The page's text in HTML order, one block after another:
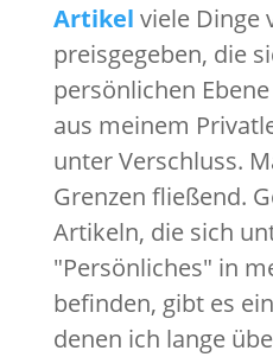
Artikel viele Dinge
preisgegeben, die
persönlichen
aus meinem
unter Verschluss.
Grenzen fließend.
Artikeln, die sich
"Persönliches" in
befinden, gibt es
denen ich lange